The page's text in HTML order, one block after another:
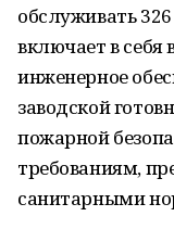
обслуживать
включает в себя
инженерное
заводской
пожарной
требованиям,
санитарными